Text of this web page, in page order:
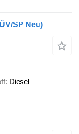
SP Neu)
Diesel